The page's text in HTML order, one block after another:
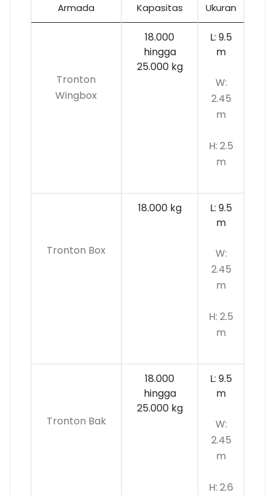
Armada Kapasitas Ukuran
Tronton
Wingbox
18.000
hingga
25.000 kg
L: 9.5
m
W:
2.45
m
H: 2.5
m
Tronton Box
18.000 kg
L: 9.5
m
W:
2.45
m
H: 2.5
m
Tronton Bak
18.000
hingga
25.000 kg
L: 9.5
m
W:
2.45
m
H: 2.6